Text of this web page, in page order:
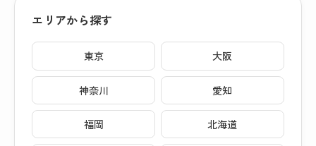
エリアから探す
東京 大阪
神奈川 愛知
福岡 北海道